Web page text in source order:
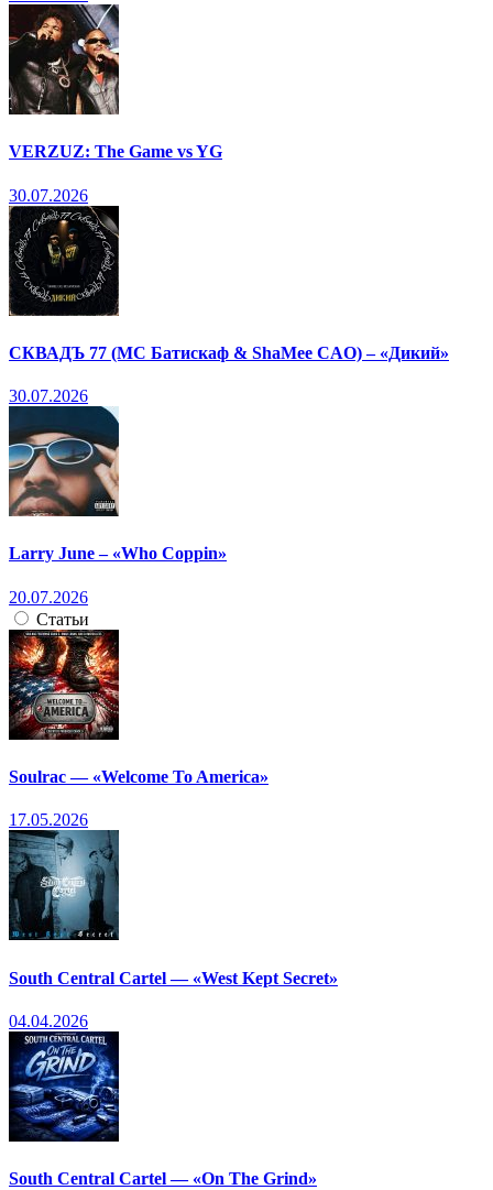
VERZUZ: The Game vs YG
30.07.2026
СКВАДЪ 77 (МС Батискаф & ShaMee CAO) – «Дикий»
30.07.2026
Larry June – «Who Coppin»
20.07.2026
Статьи
Soulrac — «Welcome To America»
17.05.2026
South Central Cartel — «West Kept Secret»
04.04.2026
South Central Cartel — «On The Grind»